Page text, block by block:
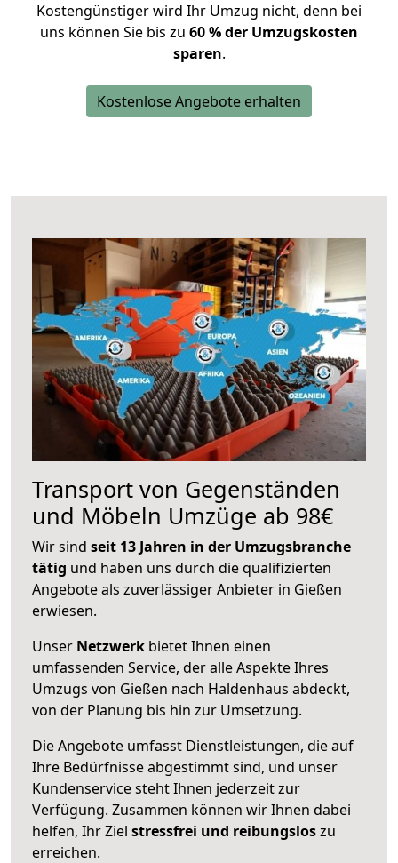
Kostengünstiger wird Ihr Umzug nicht, denn bei
uns können Sie bis zu 60 % der Umzugskosten
sparen.
Kostenlose Angebote erhalten
Transport von Gegenständen
und Möbeln Umzüge ab 98€
Wir sind seit 13 Jahren in der Umzugsbranche
tätig und haben uns durch die qualifizierten
Angebote als zuverlässiger Anbieter in Gießen
erwiesen.
Unser Netzwerk bietet Ihnen einen
umfassenden Service, der alle Aspekte Ihres
Umzugs von Gießen nach Haldenhaus abdeckt,
von der Planung bis hin zur Umsetzung.
Die Angebote umfasst Dienstleistungen, die auf
Ihre Bedürfnisse abgestimmt sind, und unser
Kundenservice steht Ihnen jederzeit zur
Verfügung. Zusammen können wir Ihnen dabei
helfen, Ihr Ziel stressfrei und reibungsloszu
erreichen.